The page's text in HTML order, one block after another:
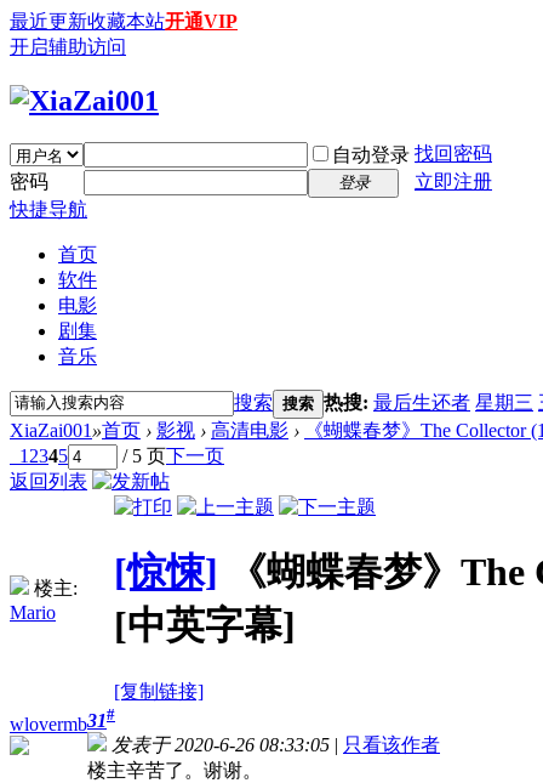
最近更新收藏本站开通VIP
开启辅助访问
自动登录 找回密码
密码
登录
立即注册
快捷导航
首页
软件
电影
剧集
音乐
搜索 搜索 热搜: 最后生还者 星期三
XiaZai001 »首页 › 影视 › 高清电影 ›
《蝴蝶春梦》The Collector
1 2345 / 5 页下一页
返回列表
楼主:
Mario
[惊悚]
《蝴蝶春梦》
[中英字幕]
[复制链接]
wlovermb31#
发表于 2020-6-26 08:33:05 | 只看该作者
楼主辛苦了。谢谢。